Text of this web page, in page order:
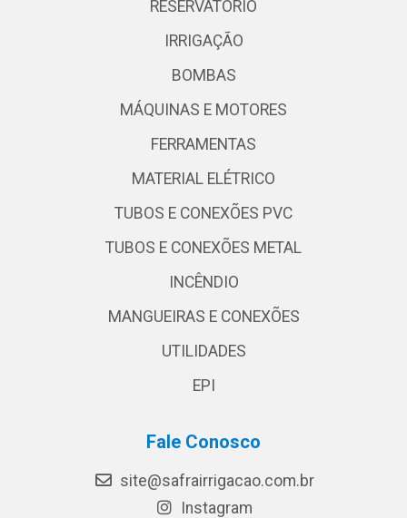
RESERVATÓRIO
IRRIGAÇÃO
BOMBAS
MÁQUINAS E MOTORES
FERRAMENTAS
MATERIAL ELÉTRICO
TUBOS E CONEXÕES PVC
TUBOS E CONEXÕES METAL
INCÊNDIO
MANGUEIRAS E CONEXÕES
UTILIDADES
EPI
Fale Conosco
site@safrairrigacao.com.br
Instagram